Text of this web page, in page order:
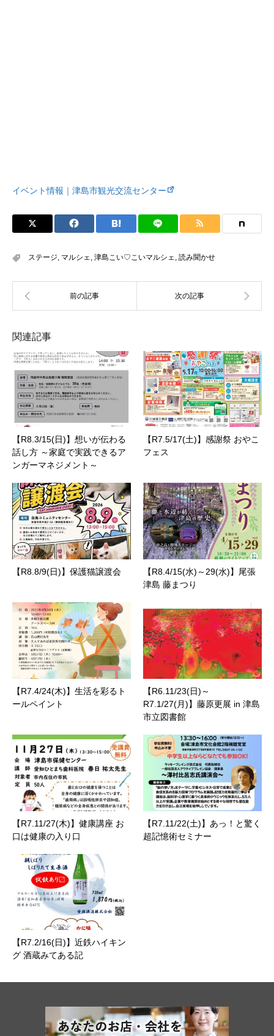
イベント情報｜津島市観光交流センター
ステージ マルシェ 津島こい♡こいマルシェ 読み聞かせ
関連記事
【R8.3/15(日)】想いが伝わる
話し方 ～家庭で実践できるア
ンガーマネジメント～
【R7.5/17(土)】感謝祭 おやこ
フェス
【R8.8/9(日)】保護猫譲渡会
【R8.4/15(水)～29(水)】尾張
津島 藤まつり
【R7.4/24(木)】生活を彩るト
ールペイント
【R6.11/23(日)～
R7.1/27(月)】藤原更展 in 津島
市立図書館
【R7.11/27(木)】健康講座 お
口は健康の入り口
【R7.11/22(土)】あっ！と驚く
超記憶術セミナー
【R7.2/16(日)】近鉄ハイキン
グ 酒蔵みてある記